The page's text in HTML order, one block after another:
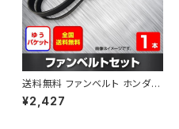
送料無料 ファンベルト ホンダ
ゼスト 型式JE1 H18.03～H24.
11 （国内トップメーカー） 1本 H
¥2,427